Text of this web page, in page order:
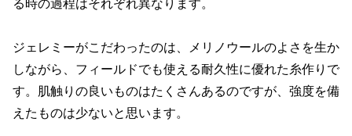
ジェレミーがこだわったのは、メリノウールのよさを生か
しながら、フィールドでも使える耐久性に優れた糸作りで
す。肌触りの良いものはたくさんあるのですが、強度を備
えたものは少ないと思います。